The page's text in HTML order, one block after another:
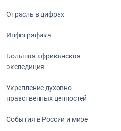
Отрасль в цифрах
Инфографика
Большая африканская
экспедиция
Укрепление духовно-
нравственных ценностей
События в России и мире